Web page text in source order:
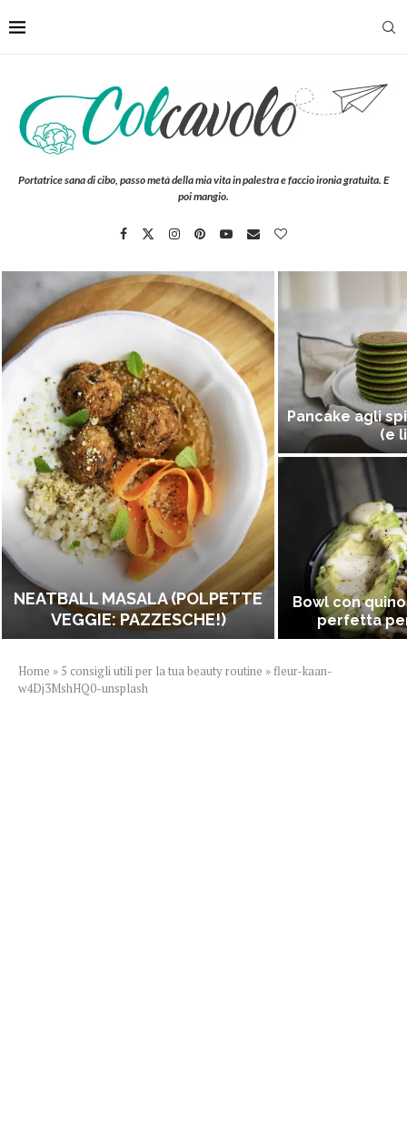
Portatrice sana di cibo, passo metà della mia vita in palestra e faccio ironia gratuita. E
poi mangio.
NEATBALL MASALA (POLPETTE
VEGGIE: PAZZESCHE!)
Pancake agli
(e
Bowl con
perfetta
Home » 5 consigli utili per la tua beauty routine » fleur-kaan-
w4Dj3MshHQ0-unsplash